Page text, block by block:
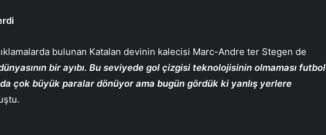
bulunan Katalan devinin kalecisi Marc-Andre ter Stegen de
bir ayıbı. Bu seviyede gol çizgisi teknolojisinin olmaması futbol
çok büyük paralar dönüyor ama bugün gördük ki yanlış yerlere